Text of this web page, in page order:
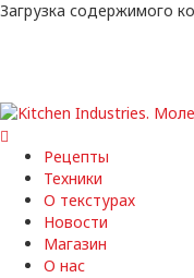
Загрузка содержимого
Рецепты
Техники
О текстурах
Новости
Магазин
О нас